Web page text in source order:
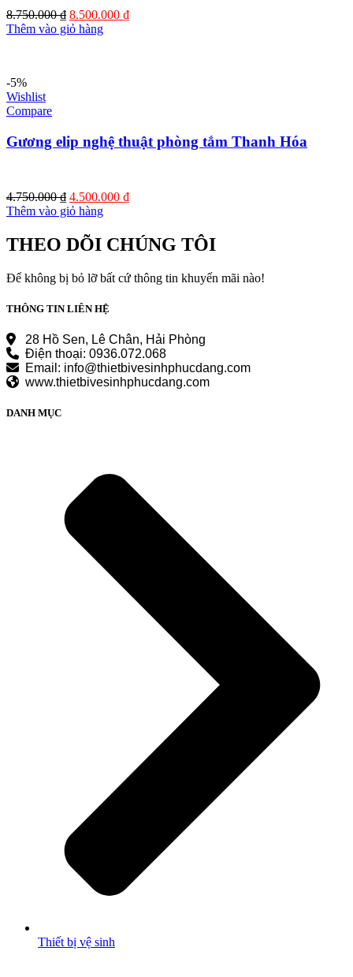
8.750.000₫ Giá
gốc
8.500.000 ₫Giá
Thêm vào giỏ hàng
-5%
Wishlist
Compare
Gương elip nghệ thuật phòng tắm Thanh Hóa
4.750.000₫ Giá
gốc
4.750.000 ₫.
4.500.000 ₫Giá
là:
4.500.000 ₫.
Thêm vào giỏ hàng
THEO DÕI CHÚNG TÔI
Để không bị bỏ lỡ bất cứ thông tin khuyến mãi nào!
THÔNG TIN LIÊN HỆ
28 Hồ Sen, Lê Chân, Hải Phòng
Điện thoại: 0936.072.068
Email: info@thietbivesinhphucdang.com
www.thietbivesinhphucdang.com
DANH MỤC
Thiết bị vệ sinh